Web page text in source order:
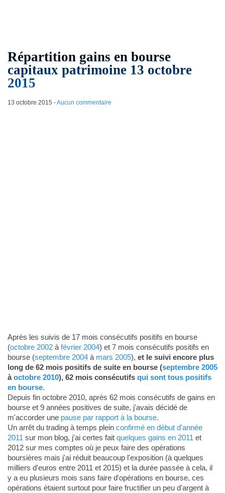
Répartition gains en bourse
capitaux patrimoine 13 octobre
2015
13 octobre 2015 -Aucun commentaire
Après les suivis de 17 mois consécutifs positifs en bourse
(octobre 2002à février 2004) et 7 mois consécutifs positifs en
bourse (septembre 2004à mars 2005), et le suivi encore plus
long de 62 mois positifs de suite en bourse (septembre 2005
àoctobre 2010), 62 mois consécutifs qui sont tous positifs
en bourse.
Depuis fin octobre 2010, après 62 mois consécutifs de gains en
bourse et 9 années positives de suite, j'avais décidé de
m'accorder une pause par rapport à la bourse.
Un arrêt du trading à temps plein confirmé en début d'année
2011 sur mon blog, j'ai certes fait quelques gains en 2011 et
2012 sur mes comptes où je peux faire des opérations
boursières mais j'ai réduit beaucoup l'exposition (à quelques
milliers d'euros entre 2011 et 2015) et la durée passée à cela, il
y a eu plusieurs mois sans faire d'opérations en bourse, ces
opérations étaient surtout pour faire fructifier un peu d'argent à